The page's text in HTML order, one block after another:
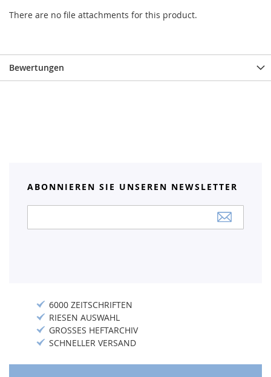
There are no file attachments for this product.
Bewertungen
ABONNIEREN SIE UNSEREN NEWSLETTER
Newsletter:
6000 ZEITSCHRIFTEN
RIESEN AUSWAHL
GROSSES HEFTARCHIV
SCHNELLER VERSAND